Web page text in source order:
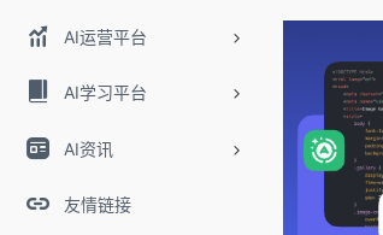
AI运营平台
AI学习平台
AI资讯
友情链接